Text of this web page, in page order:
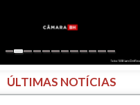
ÚLTIMAS NOTÍCIAS